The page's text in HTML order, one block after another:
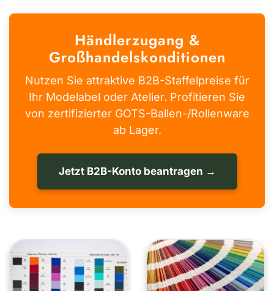
Händlerzugang &
Großhandelskonditionen
Nutzen Sie attraktive B2B-Staffelpreise für
Ihr Modelabel oder Atelier. Profitieren Sie
von zertifizierter GOTS-Ballen-/Rollenware
ab Lager.
Jetzt B2B-Konto beantragen →